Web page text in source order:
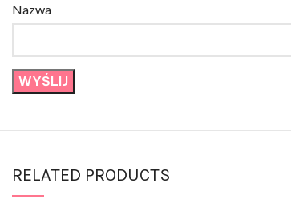
Nazwa
RELATED PRODUCTS